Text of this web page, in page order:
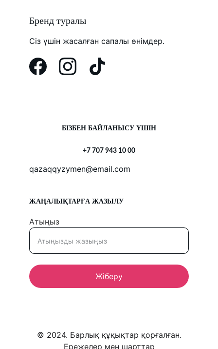
Бренд туралы
Сіз үшін жасалған сапалы өнімдер.
ЖАҢАЛЫҚТАРҒА ЖАЗЫЛУ
qazaqqyzymen@email.com
Атыңыз
Жіберу
© 2024. Барлық құқықтар қорғалған.
Ережелер мен шарттар
БІЗБЕН БАЙЛАНЫСУ ҮШІН
+7 707 943 10 00